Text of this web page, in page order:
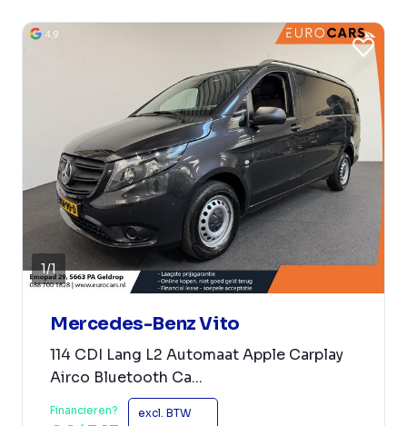
1/1
Mercedes-Benz Vito
114 CDI Lang L2 Automaat Apple Carplay
Airco Bluetooth Ca...
Financieren? excl. BTW